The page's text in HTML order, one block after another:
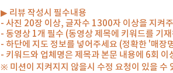
▶ 리뷰 작성시 필수내용
- 사진 20장 이상, 글자수 1300자 이상을 지켜
- 동영상 1개 필수 (동영상 제목에 키워드를 기
- 하단에 지도 정보를 넣어주세요 (정확한 '매장
- 키워드와 업체명은 제목과 본문 내용에 6회 이
※ 미션이 지켜지지 않을시 수정 요청이 있을 수